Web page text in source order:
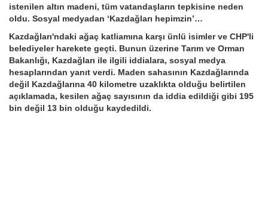
istenilen altın madeni, tüm vatandaşların tepkisine neden
oldu. Sosyal medyadan ‘Kazdağları hepimzin’…
Kazdağları'ndaki ağaç katliamına karşı ünlü isimler ve CHP'li
belediyeler harekete geçti. Bunun üzerine Tarım ve Orman
Bakanlığı, Kazdağları ile ilgili iddialara, sosyal medya
hesaplarından yanıt verdi. Maden sahasının Kazdağlarında
değil Kazdağlarına 40 kilometre uzaklıkta olduğu belirtilen
açıklamada, kesilen ağaç sayısının da iddia edildiği gibi 195
bin değil 13 bin olduğu kaydedildi.